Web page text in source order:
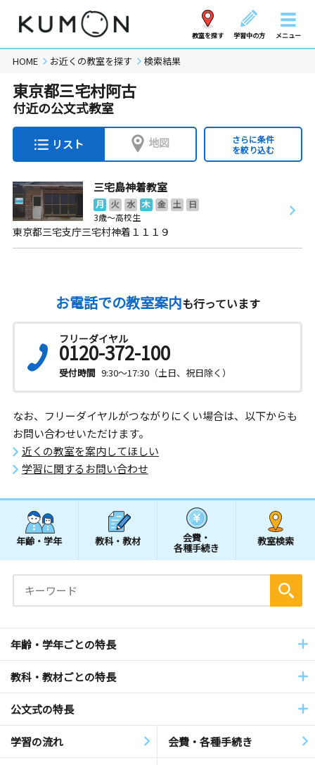
教室を探す 学習中の方 メニュー
HOME お近くの教室を探す 検索結果
東京都三宅村阿古
付近の公文式教室
リスト 地図
さらに条件
を絞り込む
三宅島神着教室
月 火 水 木 金 土
日
3歳～高校生
東京都三宅支庁三宅村神着１１１９
お電話での教室案内も行っています
フリーダイヤル
0120-372-100
受付時間 9:30～17:30（土日、祝日除く）
なお、フリーダイヤルがつながりにくい場合は、以下からも
お問い合わせいただけます。
近くの教室を案内してほしい
学習に関するお問い合わせ
年齢・学年 教科・教材 会費・
各種手続き
教室検索
年齢・学年ごとの特長
教科・教材ごとの特長
公文式の特長
学習の流れ 会費・各種手続き